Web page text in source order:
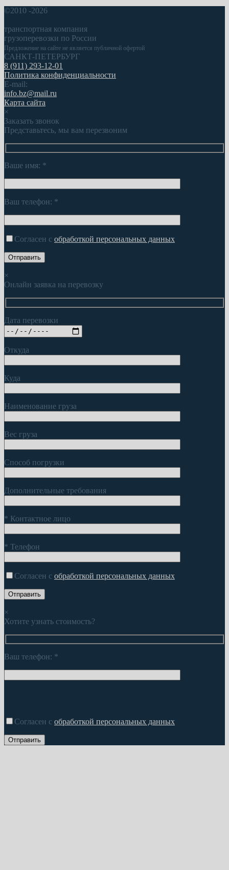
©2010 -2026
транспортная компания
грузоперевозки по России
Предложение на сайте не является публичной офертой
САНКТ-ПЕТЕРБУРГ
8 (911) 293-12-01
Политика конфиденциальности
E-mail:
info.bz@mail.ru
Карта сайта
×
Заказать звонок
Представьтесь, мы вам перезвоним
Ваше имя: *
Ваш телефон: *
Согласен с обработкой персональных данных
×
Онлайн заявка на перевозку
Дата перевозки
Откуда
Куда
Наименование груза
Вес груза
Способ погрузки
Дополнительные требования
* Контактное лицо
* Телефон
Согласен с обработкой персональных данных
×
Хотите узнать стоимость?
Ваш телефон: *
Согласен с обработкой персональных данных